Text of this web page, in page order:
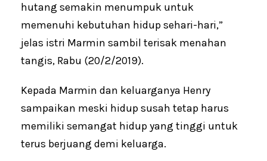
hutang semakin menumpuk untuk
memenuhi kebutuhan hidup sehari-hari,”
jelas istri Marmin sambil terisak menahan
tangis, Rabu (20/2/2019).
Kepada Marmin dan keluarganya Henry
sampaikan meski hidup susah tetap harus
memiliki semangat hidup yang tinggi untuk
terus berjuang demi keluarga.